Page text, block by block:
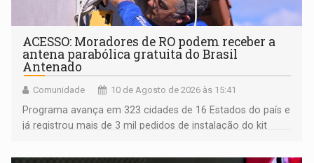
ACESSO: Moradores de RO podem receber a
antena parabólica gratuita do Brasil
Antenado
Comunidade 10 de Agosto de 2026 às 15:41
Programa avança em 323 cidades de 16 Estados do país e
já registrou mais de 3 mil pedidos de instalação do kit
contempladas